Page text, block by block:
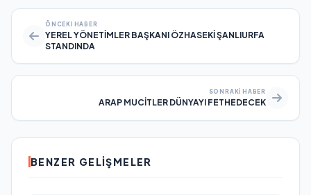
ÖNCEKI HABER
YEREL YÖNETİMLER BAŞKANI ÖZHASEKİ ŞANLIURFA
STANDINDA
SONRAKI HABER
ARAP MUCİTLER DÜNYAYI FETHEDECEK
BENZER GELIŞMELER